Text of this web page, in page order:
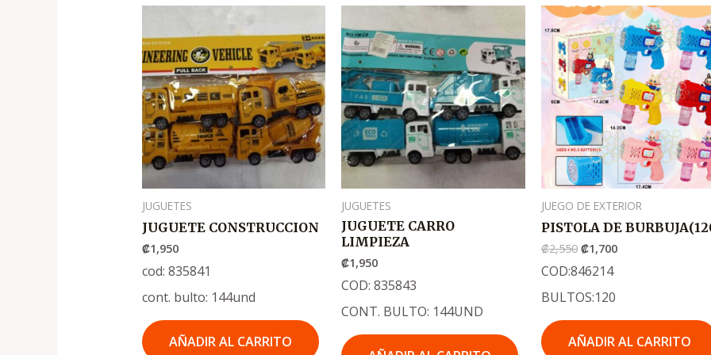
JUGUETES
JUGUETE CONSTRUCCION
₡1,950
cod: 835841
cont. bulto: 144und
AÑADIR AL CARRITO
JUGUETES
JUGUETE CARRO
LIMPIEZA
₡1,950
COD: 835843
CONT. BULTO: 144UND
JUEGO DE EXTERIOR
PISTOLA DE
₡2,550
El
precio
original
era:
.
₡2,550
₡1,700
El
precio
actual
es:
.
₡1,700
COD:846214
BULTOS:120
AÑADIR AL CARRITO